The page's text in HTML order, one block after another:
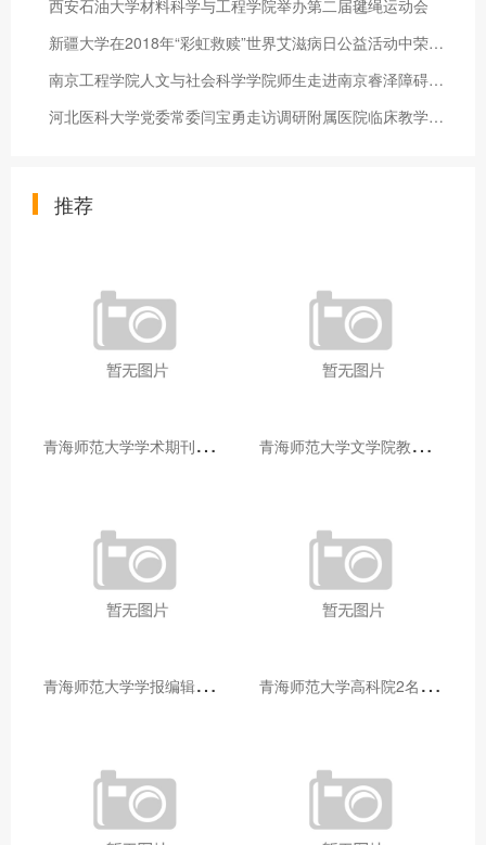
西安石油大学材料科学与工程学院举办第二届毽绳运动会
新疆大学在2018年“彩虹救赎”世界艾滋病日公益活动中荣获佳绩
南京工程学院人文与社会科学学院师生走进南京睿泽障碍人士服务中
河北医科大学党委常委闫宝勇走访调研附属医院临床教学工作
推荐
青
海师范大学学术期刊两个专栏入选2025年青海省期刊重点专栏 青
海师范大学文学院教师赴山东省相关高校和学术机构交流学习
青
海师范大学学报编辑部赴大通县城关镇上毛佰胜村开展帮扶慰问活动 青
海师范大学高科院2名专家当选中国科学院院士